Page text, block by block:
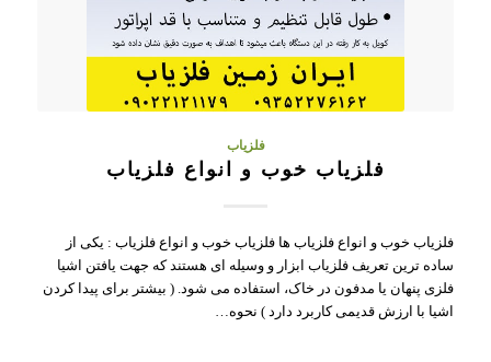
فلزیاب
فلزیاب خوب و انواع فلزیاب
فلزیاب خوب و انواع فلزیاب ها فلزیاب خوب و انواع فلزیاب : یکی از
ساده ترین تعریف فلزیاب ابزار و وسیله ای هستند که جهت یافتن اشیا
فلزی پنهان یا مدفون در خاک، استفاده می شود. ( بیشتر برای پیدا کردن
اشیا با ارزش قدیمی کاربرد دارد ) نحوه…